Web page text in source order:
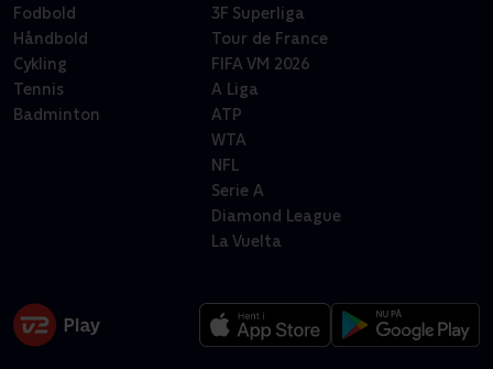
Fodbold
Håndbold
Cykling
Tennis
Badminton
3F Superliga
Tour de France
FIFA VM 2026
A Liga
ATP
WTA
NFL
Serie A
Diamond League
La Vuelta